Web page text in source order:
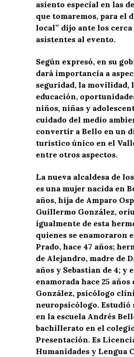
asiento especial en las
que tomaremos, para el
local” dijo ante los cerca
asistentes al evento.
Según expresó, en su
dará importancia a
seguridad, la movilidad,
educación,
niños, niñas y
cuidado del medio
convertir a Bello en un
turístico único en el
entre otros aspectos.
La nueva alcaldesa de
es una mujer nacida en
años, hija de Amparo
Guillermo González,
igualmente de esta
quienes se enamoraron
Prado, hace 47 años;
de Alejandro, madre de
años y Sebastian de 4; y
enamorada hace 25 años
González, psicólogo
neuropsicólogo. Estudió
en la escuela Andrés
bachillerato en el
Presentación. Es
Humanidades y Lengua